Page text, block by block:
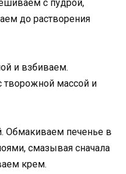
с пудрой,
до растворения
и взбиваем.
массой и
Обмакиваем печенье в
смазывая сначала
крем.